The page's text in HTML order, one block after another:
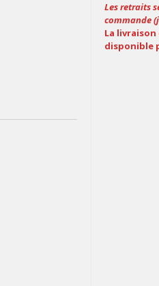
Les retraits
commande
La
disponible